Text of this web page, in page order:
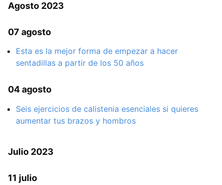
Agosto 2023
07 agosto
Esta es la mejor forma de empezar a hacer
sentadillas a partir de los 50 años
04 agosto
Seis ejercicios de calistenia esenciales si quieres
aumentar tus brazos y hombros
Julio 2023
11 julio